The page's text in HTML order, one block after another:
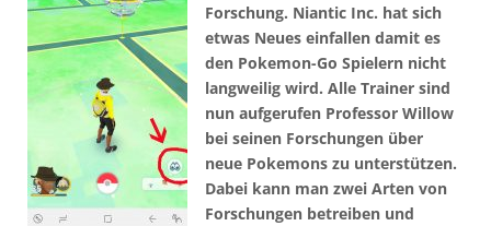
Forschung. Niantic Inc. hat sich
etwas Neues einfallen damit es
den Pokemon-Go Spielern nicht
langweilig wird. Alle Trainer sind
nun aufgerufen Professor Willow
bei seinen Forschungen über
neue Pokemons zu unterstützen.
Dabei kann man zwei Arten von
Forschungen betreiben und